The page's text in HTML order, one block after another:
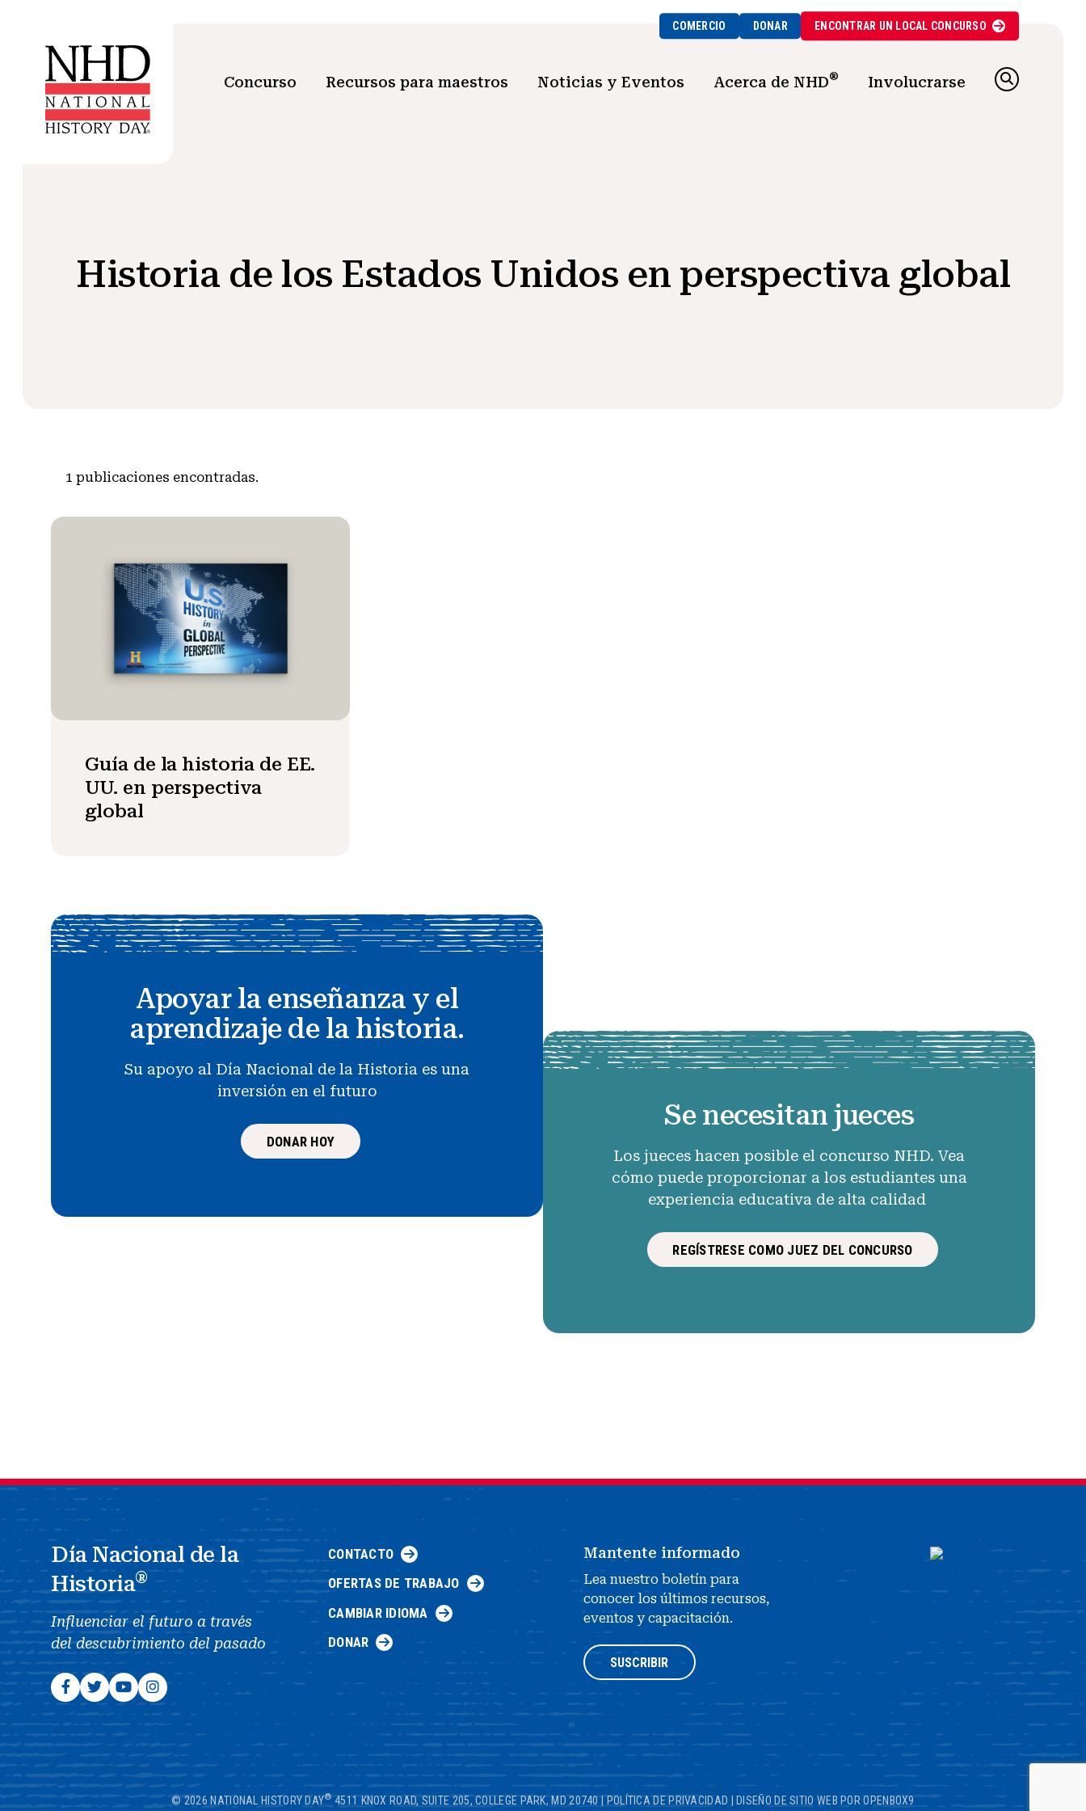
COMERCIO DONAR ENCONTRAR UN LOCAL CONCURSO
Concurso Recursos para maestros Noticias y Eventos Acerca de NHD® Involucrarse
Historia de los Estados Unidos en perspectiva global
1 publicaciones encontradas.
Guía de la historia de EE.
UU. en perspectiva
global
Apoyar la enseñanza y el
aprendizaje de la historia.
Su apoyo al Día Nacional de la Historia es una
inversión en el futuro
DONAR HOY
Se necesitan jueces
Los jueces hacen posible el concurso NHD. Vea
cómo puede proporcionar a los estudiantes una
experiencia educativa de alta calidad
REGÍSTRESE COMO JUEZ DEL CONCURSO
Día Nacional de la
Historia®
Influenciar el futuro a través
del descubrimiento del pasado
CONTACTO
OFERTAS DE TRABAJO
CAMBIAR IDIOMA
DONAR
Mantente informado
Lea nuestro boletín para
conocer los últimos recursos,
eventos y capacitación.
SUSCRIBIR
© 2026 NATIONAL HISTORY DAY® 4511 KNOX ROAD, SUITE 205, COLLEGE PARK, MD 20740|POLÍTICA DE PRIVACIDAD |DISEÑO DE SITIO WEB POR OPENBOX9